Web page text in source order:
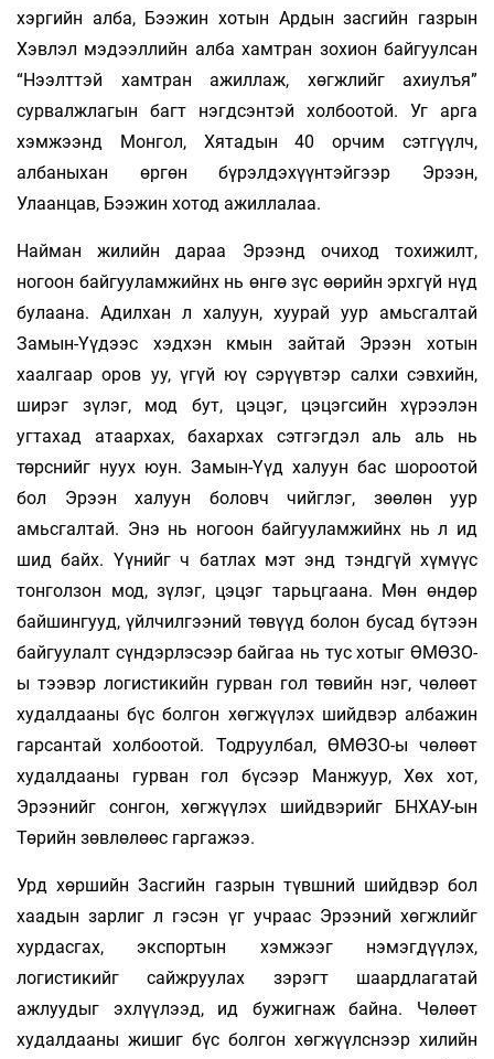
хэргийн алба, Бээжин хотын Ардын засгийн газрын
Хэвлэл мэдээллийн алба хамтран зохион байгуулсан
“Нээлттэй хамтран ажиллаж, хөгжлийг ахиулъя”
сурвалжлагын багт нэгдсэнтэй холбоотой. Уг арга
хэмжээнд Мон­­гол, Хятадын 40 орчим сэт­гүүлч,
албаныхан өргөн бүрэлдэхүүнтэйгээр Эрээн,
Улаанцав, Бээжин хотод ажиллалаа.
Найман жилийн дараа Эрээнд очиход тохижилт,
ногоон байгууламжийнх нь өнгө зүс өөрийн эрхгүй нүд
булаана. Адилхан л халуун, хуурай уур амьсгалтай
Замын-Үүдээс хэдхэн кмын зайтай Эрээн хотын
хаалгаар оров уу, үгүй юү сэрүүвтэр салхи сэвхийн,
ширэг зүлэг, мод бут, цэцэг, цэцэгсийн хүрээлэн
угтахад атаархах, бахархах сэтгэгдэл аль аль нь
төрснийг нуух юун. Замын-Үүд халуун бас шороотой
бол Эрээн халуун боловч чийглэг, зөөлөн уур
амьсгалтай. Энэ нь ногоон байгууламжийнх нь л ид
шид байх. Үүнийг ч батлах мэт энд тэндгүй хүмүүс
тонголзон мод, зүлэг, цэцэг тарьцгаана. Мөн өндөр
байшингууд, үйлчилгээний төвүүд болон бусад бүтээн
байгуулалт сүндэрлэсээр байгаа нь тус хотыг ӨМӨЗО-
ы тээвэр логистикийн гурван гол төвийн нэг, чөлөөт
худалдааны бүс болгон хөгжүүлэх шийдвэр албажин
гарсантай холбоотой. Тодруулбал, ӨМӨЗО-ы чөлөөт
худалдааны гурван гол бүсээр Манжуур, Хөх хот,
Эрээнийг сонгон, хөгжүүлэх шийдвэрийг БНХАУ-ын
Төрийн зөвлөлөөс гаргажээ.
Урд хөршийн Засгийн газрын түвшний шийдвэр бол
хаадын зарлиг л гэсэн үг учраас Эрээний хөгжлийг
хурдасгах, экспортын хэмжээг нэмэгдүүлэх,
логистикийг сайжруулах зэрэгт шаардлагатай
ажлуудыг эхлүүлээд, ид бужиг­наж байна. Чөлөөт
худалдааны жишиг бүс болгон хөгжүүлснээр хилийн